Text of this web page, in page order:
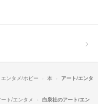
エンタメ/ホビー 本
アート/エンタ
ート/エンタメ
白泉社のアート/エン